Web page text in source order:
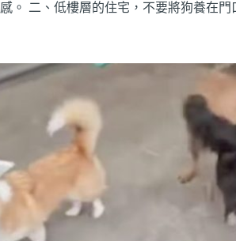
感。 二、低樓層的住宅，不要將狗養在